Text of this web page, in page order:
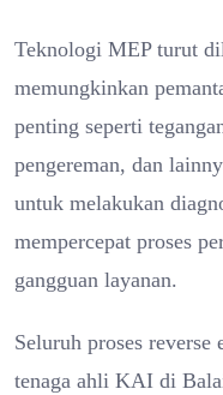
Teknologi MEP turut
memungkinkan
penting seperti
pengereman, dan
untuk melakukan
mempercepat proses
gangguan layanan.
Seluruh proses
tenaga ahli KAI di